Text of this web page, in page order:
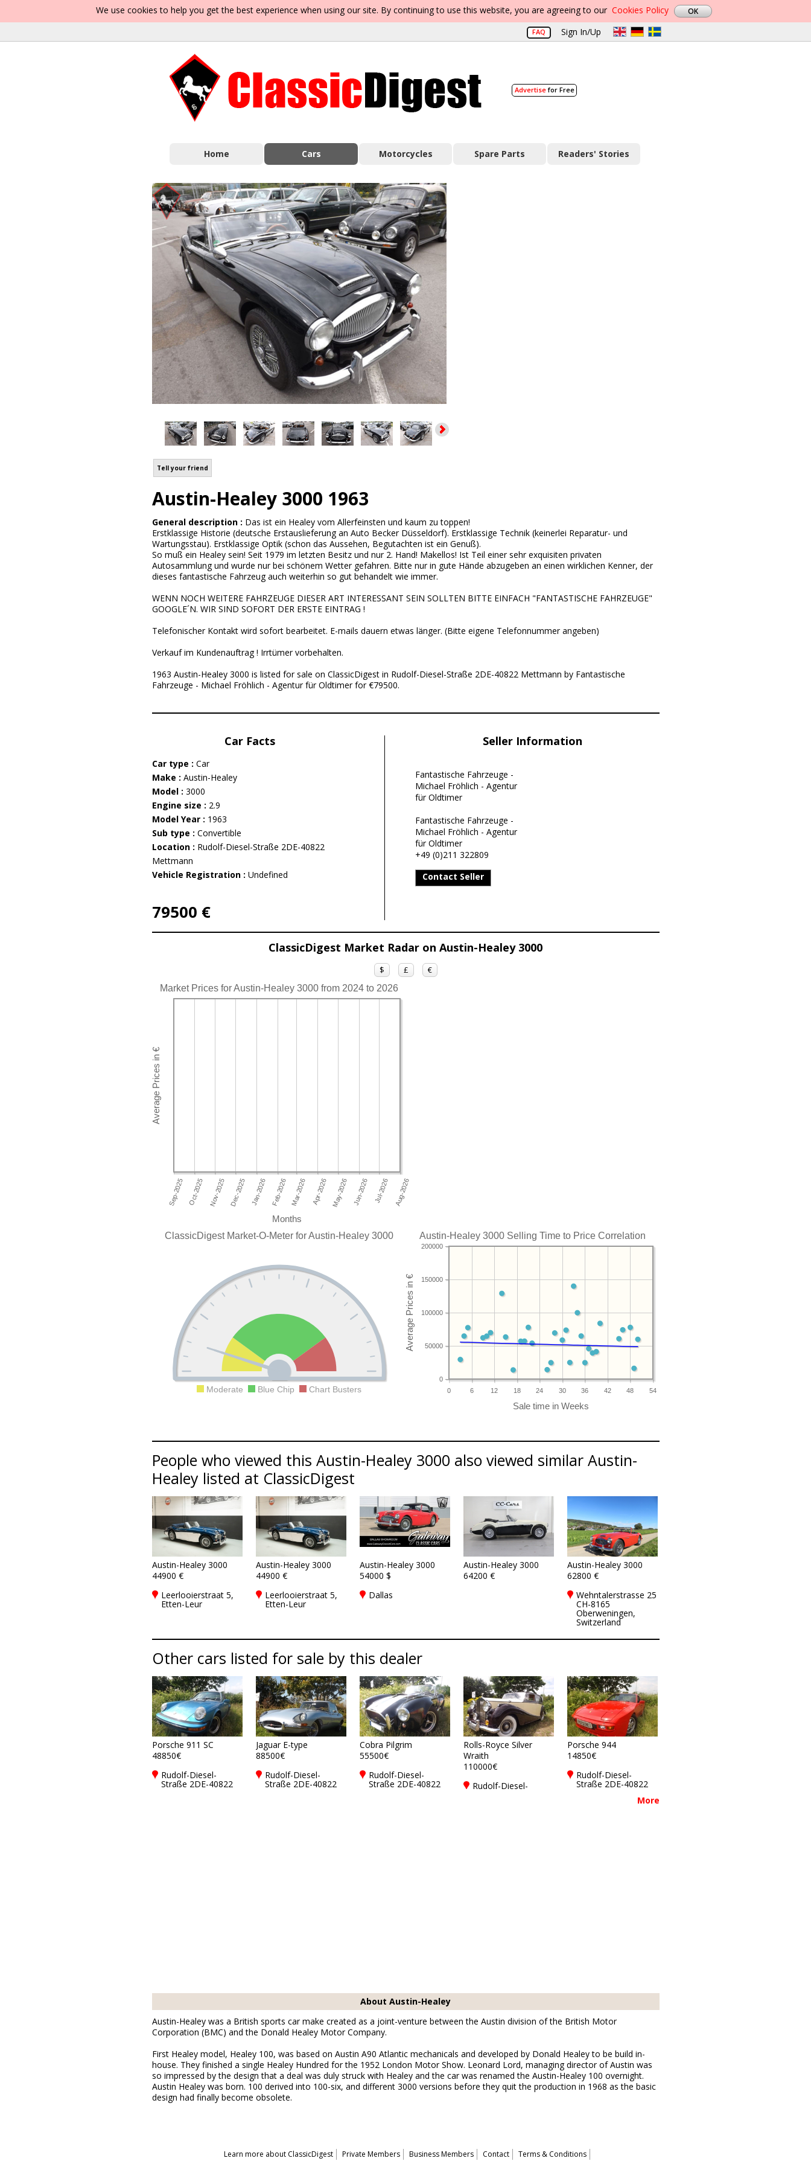
We use cookies to help you get the best experience when using our site. By continuing to use this website, you are agreeing to our Cookies Policy
FAQ Sign In/Up
Advertisefor Free
Home Cars Motorcycles Spare Parts Readers' Stories
Tell your friend
Austin-Healey 3000 1963
General description : Das ist ein Healey vom Allerfeinsten und kaum zu toppen!
Erstklassige Historie (deutsche Erstauslieferung an Auto Becker Düsseldorf). Erstklassige Technik (keinerlei Reparatur- und
Wartungsstau). Erstklassige Optik (schon das Aussehen, Begutachten ist ein Genuß).
So muß ein Healey sein! Seit 1979 im letzten Besitz und nur 2. Hand! Makellos! Ist Teil einer sehr exquisiten privaten
Autosammlung und wurde nur bei schönem Wetter gefahren. Bitte nur in gute Hände abzugeben an einen wirklichen Kenner, der
dieses fantastische Fahrzeug auch weiterhin so gut behandelt wie immer.
WENN NOCH WEITERE FAHRZEUGE DIESER ART INTERESSANT SEIN SOLLTEN BITTE EINFACH "FANTASTISCHE FAHRZEUGE"
GOOGLE´N. WIR SIND SOFORT DER ERSTE EINTRAG !
Telefonischer Kontakt wird sofort bearbeitet. E-mails dauern etwas länger. (Bitte eigene Telefonnummer angeben)
Verkauf im Kundenauftrag ! Irrtümer vorbehalten.
1963 Austin-Healey 3000 is listed for sale on ClassicDigest in Rudolf-Diesel-Straße 2DE-40822 Mettmann by Fantastische
Fahrzeuge - Michael Fröhlich - Agentur für Oldtimer for €79500.
Car Facts
Car type : Car
Make : Austin-Healey
Model : 3000
Engine size : 2.9
Model Year : 1963
Sub type : Convertible
Location : Rudolf-Diesel-Straße 2DE-40822
Mettmann
Vehicle Registration : Undefined
79500 €
Seller Information
Fantastische Fahrzeuge -
Michael Fröhlich - Agentur
für Oldtimer
Fantastische Fahrzeuge -
Michael Fröhlich - Agentur
für Oldtimer
+49 (0)211 322809
Contact Seller
ClassicDigest Market Radar on Austin-Healey 3000
$ £ €
Market Prices for Austin-Healey 3000 from 2024 to 2026
Months
Austin-Healey 3000 Selling Time to Price Correlation
0 6 12 18 24 30 36 42 48 54
0
50000
100000
150000
200000
ClassicDigest Market-O-Meter for Austin-Healey 3000
Moderate Blue Chip Chart Busters
People who viewed this Austin-Healey 3000 also viewed similar Austin-
Healey listed at ClassicDigest
Austin-Healey 3000
44900 €
Leerlooierstraat 5,
Etten-Leur
Austin-Healey 3000
44900 €
Leerlooierstraat 5,
Etten-Leur
Austin-Healey 3000
54000 $
Dallas
Austin-Healey 3000
64200 €
Austin-Healey 3000
62800 €
Wehntalerstrasse 25
CH-8165
Oberweningen,
Switzerland
Other cars listed for sale by this dealer
Porsche 911 SC
48850€
Rudolf-Diesel-
Straße 2DE-40822
Jaguar E-type
88500€
Rudolf-Diesel-
Straße 2DE-40822
Cobra Pilgrim
55500€
Rudolf-Diesel-
Straße 2DE-40822
Rolls-Royce Silver
Wraith
110000€
Rudolf-Diesel-
Porsche 944
14850€
Rudolf-Diesel-
Straße 2DE-40822
More
About Austin-Healey
Austin-Healey was a British sports car make created as a joint-venture between the Austin division of the British Motor
Corporation (BMC) and the Donald Healey Motor Company.
First Healey model, Healey 100, was based on Austin A90 Atlantic mechanicals and developed by Donald Healey to be build in-
house. They finished a single Healey Hundred for the 1952 London Motor Show. Leonard Lord, managing director of Austin was
so impressed by the design that a deal was duly struck with Healey and the car was renamed the Austin-Healey 100 overnight.
Austin Healey was born. 100 derived into 100-six, and different 3000 versions before they quit the production in 1968 as the basic
design had finally become obsolete.
Learn more about ClassicDigest Private Members Business Members Contact Terms & Conditions